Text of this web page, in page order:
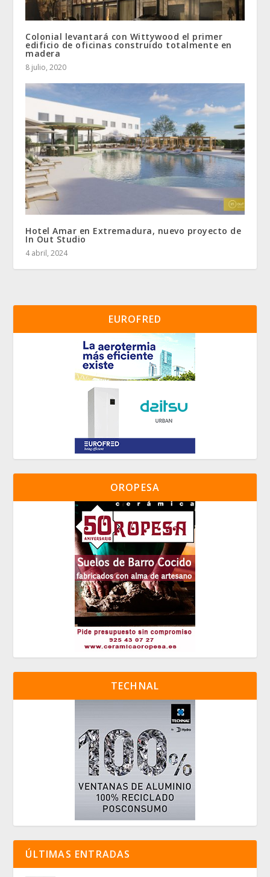
Colonial levantará con Wittywood el primer
edificio de oficinas construido totalmente en
madera
8 julio, 2020
Hotel Amar en Extremadura, nuevo proyecto de
In Out Studio
4 abril, 2024
EUROFRED
OROPESA
TECHNAL
ÚLTIMAS ENTRADAS